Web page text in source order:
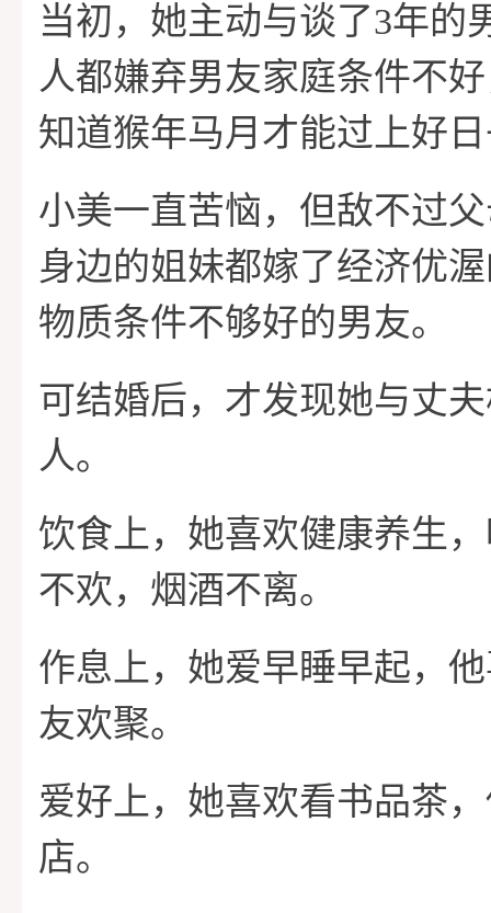
当初，她主动与谈了3年的
人都嫌弃男友家庭条件不
知道猴年马月才能过上好
小美一直苦恼，但敌不过
身边的姐妹都嫁了经济优
物质条件不够好的男友。
可结婚后，才发现她与丈
人。
饮食上，她喜欢健康养生
不欢，烟酒不离。
作息上，她爱早睡早起，
友欢聚。
爱好上，她喜欢看书品茶
店。